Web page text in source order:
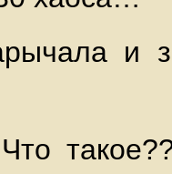
и